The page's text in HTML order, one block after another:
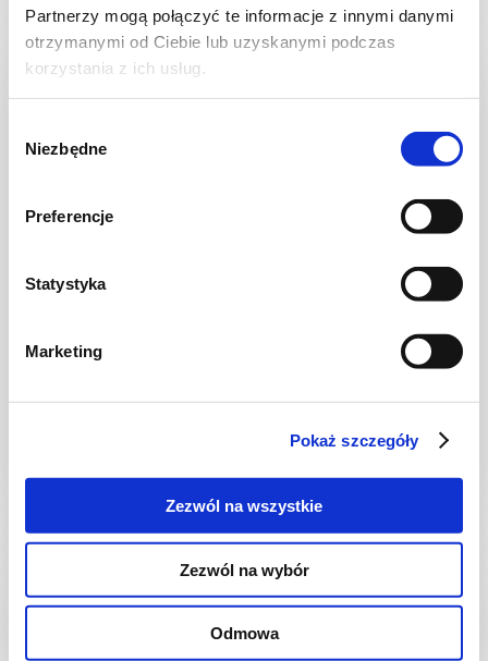
Partnerzy mogą połączyć te informacje z innymi danymi
otrzymanymi od Ciebie lub uzyskanymi podczas
korzystania z ich usług.
zgody
Niezbędne
Preferencje
Statystyka
Marketing
Pokaż szczegóły
Zezwól na wszystkie
Zezwól na wybór
Odmowa
Kotleciki siekane z kurczaka w azjatyckim